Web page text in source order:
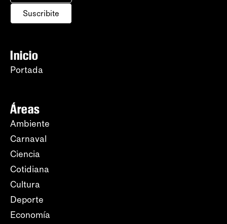
Suscribite
Inicio
Portada
Áreas
Ambiente
Carnaval
Ciencia
Cotidiana
Cultura
Deporte
Economía